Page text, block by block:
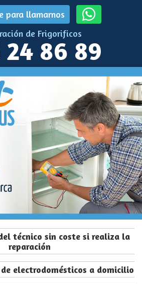
para llamarnos
de Frigorificos
24 86 89
técnico sin coste si realiza la
reparación
electrodomésticos a domicilio